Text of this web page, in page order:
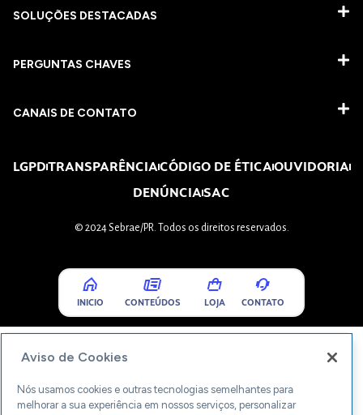
SOLUÇÕES DESTACADAS
PERGUNTAS CHAVES​
CANAIS DE CONTATO
LGPDTRANSPARÊNCIACÓDIGO DE ÉTICAOUVIDORIA
DENÚNCIASAC
© 2024 Sebrae/PR. Todos os direitos reservados.
INICIO CONTEÚDOS LOJA CONTATO
Aviso de Cookies
Nós usamos cookies e outras tecnologias semelhantes para
melhorar a sua experiência em nossos serviços, personalizar